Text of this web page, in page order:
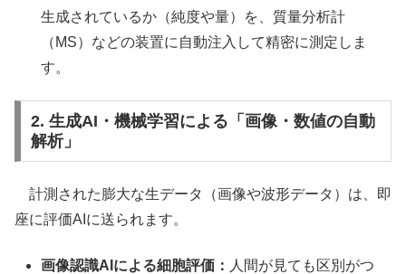
生成されているか（純度や量）を、質量分析計
（MS）などの装置に自動注入して精密に測定しま
す。
2. 生成AI・機械学習による「画像・数値の自動
解析」
計測された膨大な生データ（画像や波形データ）は、即
座に評価AIに送られます。
画像認識AIによる細胞評価： 人間が見ても区別がつ